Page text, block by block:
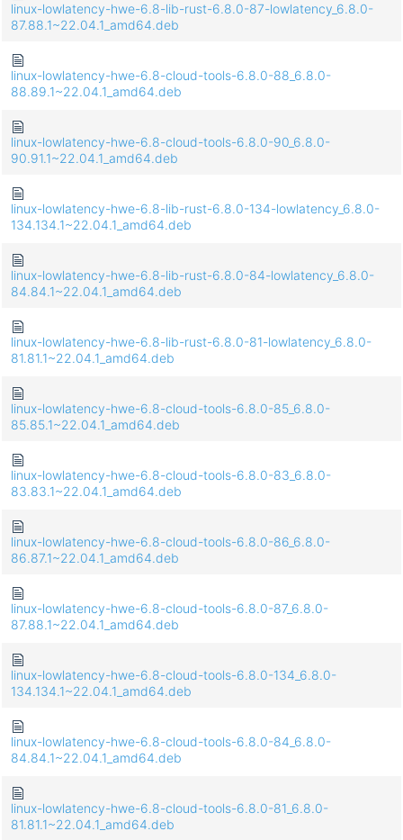
linux-lowlatency-hwe-6.8-lib-rust-6.8.0-87-lowlatency_6.8.0-
87.88.1~22.04.1_amd64.deb
linux-lowlatency-hwe-6.8-cloud-tools-6.8.0-88_6.8.0-
88.89.1~22.04.1_amd64.deb
linux-lowlatency-hwe-6.8-cloud-tools-6.8.0-90_6.8.0-
90.91.1~22.04.1_amd64.deb
linux-lowlatency-hwe-6.8-lib-rust-6.8.0-134-lowlatency_6.8.0-
134.134.1~22.04.1_amd64.deb
linux-lowlatency-hwe-6.8-lib-rust-6.8.0-84-lowlatency_6.8.0-
84.84.1~22.04.1_amd64.deb
linux-lowlatency-hwe-6.8-lib-rust-6.8.0-81-lowlatency_6.8.0-
81.81.1~22.04.1_amd64.deb
linux-lowlatency-hwe-6.8-cloud-tools-6.8.0-85_6.8.0-
85.85.1~22.04.1_amd64.deb
linux-lowlatency-hwe-6.8-cloud-tools-6.8.0-83_6.8.0-
83.83.1~22.04.1_amd64.deb
linux-lowlatency-hwe-6.8-cloud-tools-6.8.0-86_6.8.0-
86.87.1~22.04.1_amd64.deb
linux-lowlatency-hwe-6.8-cloud-tools-6.8.0-87_6.8.0-
87.88.1~22.04.1_amd64.deb
linux-lowlatency-hwe-6.8-cloud-tools-6.8.0-134_6.8.0-
134.134.1~22.04.1_amd64.deb
linux-lowlatency-hwe-6.8-cloud-tools-6.8.0-84_6.8.0-
84.84.1~22.04.1_amd64.deb
linux-lowlatency-hwe-6.8-cloud-tools-6.8.0-81_6.8.0-
81.81.1~22.04.1_amd64.deb